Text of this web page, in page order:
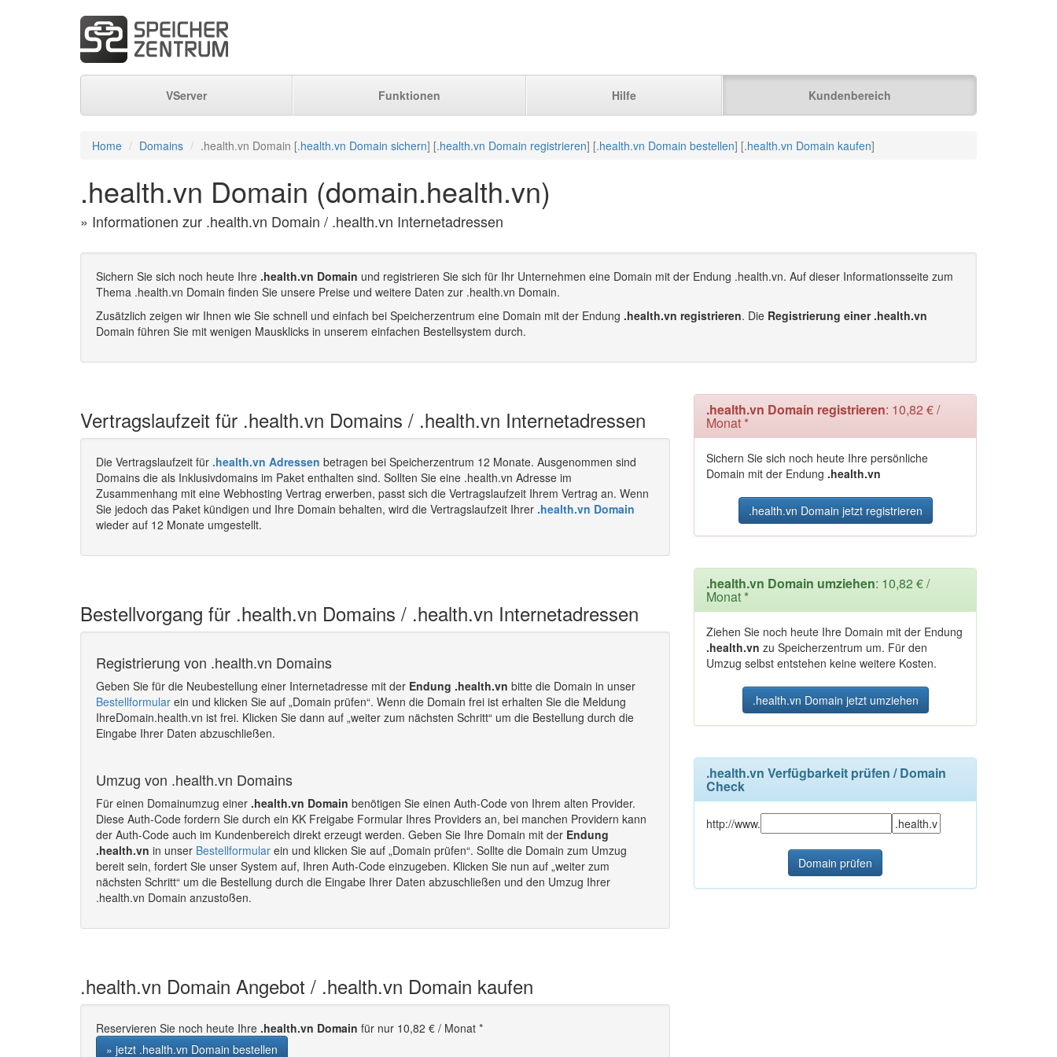
VServer Funktionen Hilfe Kundenbereich
Home Domains .health.vn Domain [.health.vn Domain sichern] [.health.vn Domain registrieren] [.health.vn Domain bestellen] [.health.vn Domain kaufen]
.health.vn Domain (domain.health.vn)
» Informationen zur .health.vn Domain / .health.vn Internetadressen
Sichern Sie sich noch heute Ihre .health.vn Domain und registrieren Sie sich für Ihr Unternehmen eine Domain mit der Endung .health.vn. Auf dieser Informationsseite zum
Thema .health.vn Domain finden Sie unsere Preise und weitere Daten zur .health.vn Domain.
Zusätzlich zeigen wir Ihnen wie Sie schnell und einfach bei Speicherzentrum eine Domain mit der Endung .health.vn registrieren. Die Registrierung einer .health.vn
Domain führen Sie mit wenigen Mausklicks in unserem einfachen Bestellsystem durch.
Vertragslaufzeit für .health.vn Domains / .health.vn Internetadressen
Die Vertragslaufzeit für .health.vn Adressen betragen bei Speicherzentrum 12 Monate. Ausgenommen sind
Domains die als Inklusivdomains im Paket enthalten sind. Sollten Sie eine .health.vn Adresse im
Zusammenhang mit eine Webhosting Vertrag erwerben, passt sich die Vertragslaufzeit Ihrem Vertrag an. Wenn
Sie jedoch das Paket kündigen und Ihre Domain behalten, wird die Vertragslaufzeit Ihrer .health.vn Domain
wieder auf 12 Monate umgestellt.
Bestellvorgang für .health.vn Domains / .health.vn Internetadressen
Registrierung von .health.vn Domains
Geben Sie für die Neubestellung einer Internetadresse mit der Endung .health.vn bitte die Domain in unser
Bestellformular ein und klicken Sie auf „Domain prüfen“. Wenn die Domain frei ist erhalten Sie die Meldung
IhreDomain.health.vn ist frei. Klicken Sie dann auf „weiter zum nächsten Schritt“ um die Bestellung durch die
Eingabe Ihrer Daten abzuschließen.
Umzug von .health.vn Domains
Für einen Domainumzug einer .health.vn Domain benötigen Sie einen Auth-Code von Ihrem alten Provider.
Diese Auth-Code fordern Sie durch ein KK Freigabe Formular Ihres Providers an, bei manchen Providern kann
der Auth-Code auch im Kundenbereich direkt erzeugt werden. Geben Sie Ihre Domain mit der Endung
.health.vn in unser Bestellformular ein und klicken Sie auf „Domain prüfen“. Sollte die Domain zum Umzug
bereit sein, fordert Sie unser System auf, Ihren Auth-Code einzugeben. Klicken Sie nun auf „weiter zum
nächsten Schritt“ um die Bestellung durch die Eingabe Ihrer Daten abzuschließen und den Umzug Ihrer
.health.vn Domain anzustoßen.
.health.vn Domain Angebot / .health.vn Domain kaufen
Reservieren Sie noch heute Ihre .health.vn Domain für nur 10,82 € / Monat *
» jetzt .health.vn Domain bestellen
.health.vn Domain registrieren: 10,82 € /
Monat *
Sichern Sie sich noch heute Ihre persönliche
Domain mit der Endung .health.vn
.health.vn Domain jetzt registrieren
.health.vn Domain umziehen: 10,82 € /
Monat *
Ziehen Sie noch heute Ihre Domain mit der Endung
.health.vn zu Speicherzentrum um. Für den
Umzug selbst entstehen keine weitere Kosten.
.health.vn Domain jetzt umziehen
.health.vn Verfügbarkeit prüfen / Domain
Check
http://www.